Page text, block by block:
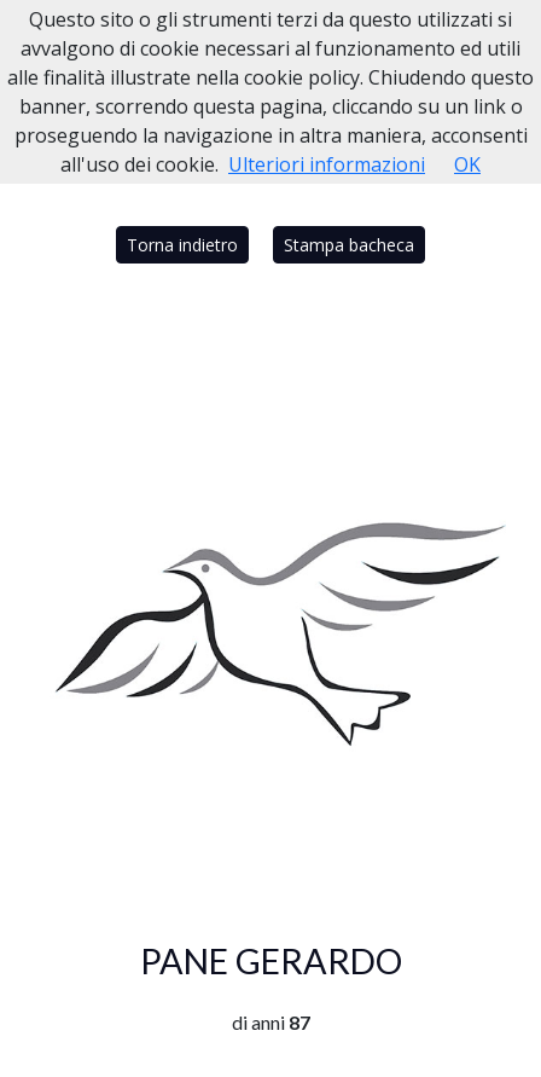
Necrologi Dell'Anno
Home Italia NA Portici PANE GERARDO
Torna indietro Stampa bacheca
PANE GERARDO
di anni 87
Questo sito o gli strumenti terzi da questo utilizzati si
avvalgono di cookie necessari al funzionamento ed utili
alle finalità illustrate nella cookie policy. Chiudendo questo
banner, scorrendo questa pagina, cliccando su un link o
proseguendo la navigazione in altra maniera, acconsenti
all'uso dei cookie. Ulteriori informazioni OK